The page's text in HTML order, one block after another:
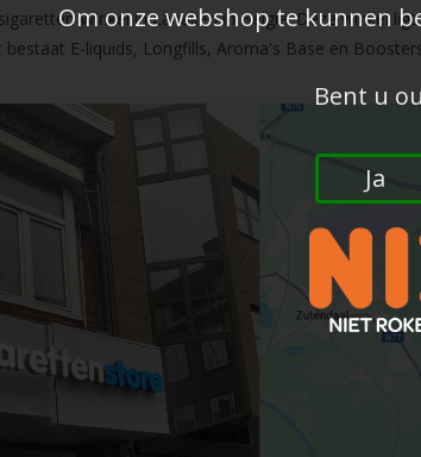
Winkel in Lanaken in Belgie. Deze winkel
E-liquids, Longfills, Aroma's Base en
Om onze webshop te kunnen
Bent u
Ja